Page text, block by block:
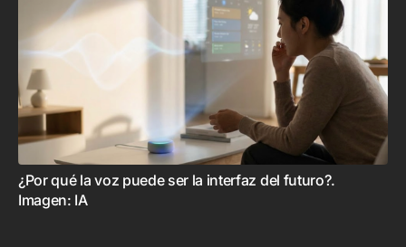
¿Por qué la voz puede ser la interfaz del futuro?.
Imagen: IA